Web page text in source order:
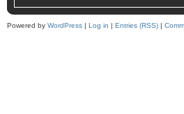
Powered by WordPress | Log in | Entries (RSS) |